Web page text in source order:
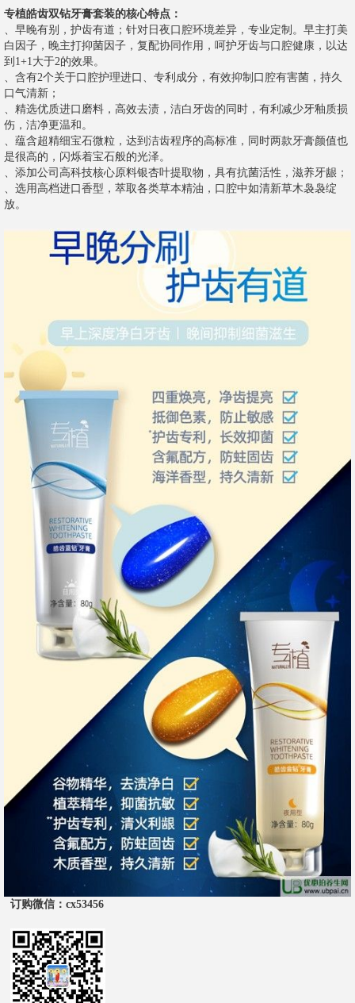
专植皓齿双钻牙膏套装的核心特点：
️、早晚有别，护齿有道；针对日夜口腔环境差异，专业定制。早主打美
白因子，晚主打抑菌因子，复配协同作用，呵护牙齿与口腔健康，以达
到1+1大于2的效果。
️、含有2个关于口腔护理进口、专利成分，有效抑制口腔有害菌，持久
口气清新；
️、精选优质进口磨料，高效去渍，洁白牙齿的同时，有利减少牙釉质损
伤，洁净更温和。
️、蕴含超精细宝石微粒，达到洁齿程序的高标准，同时两款牙膏颜值也
是很高的，闪烁着宝石般的光泽。
️、添加公司高科技核心原料银杏叶提取物，具有抗菌活性，滋养牙龈；
️、选用高档进口香型，萃取各类草本精油，口腔中如清新草木袅袅绽
放。
订购微信 ：cx53456